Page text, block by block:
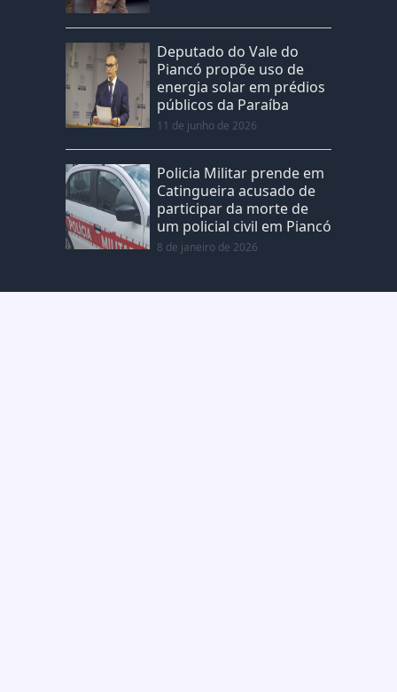
Deputado do Vale do
Piancó propõe uso de
energia solar em prédios
públicos da Paraíba
11 de junho de 2026
Policia Militar prende em
Catingueira acusado de
participar da morte de
um policial civil em Piancó
8 de janeiro de 2026